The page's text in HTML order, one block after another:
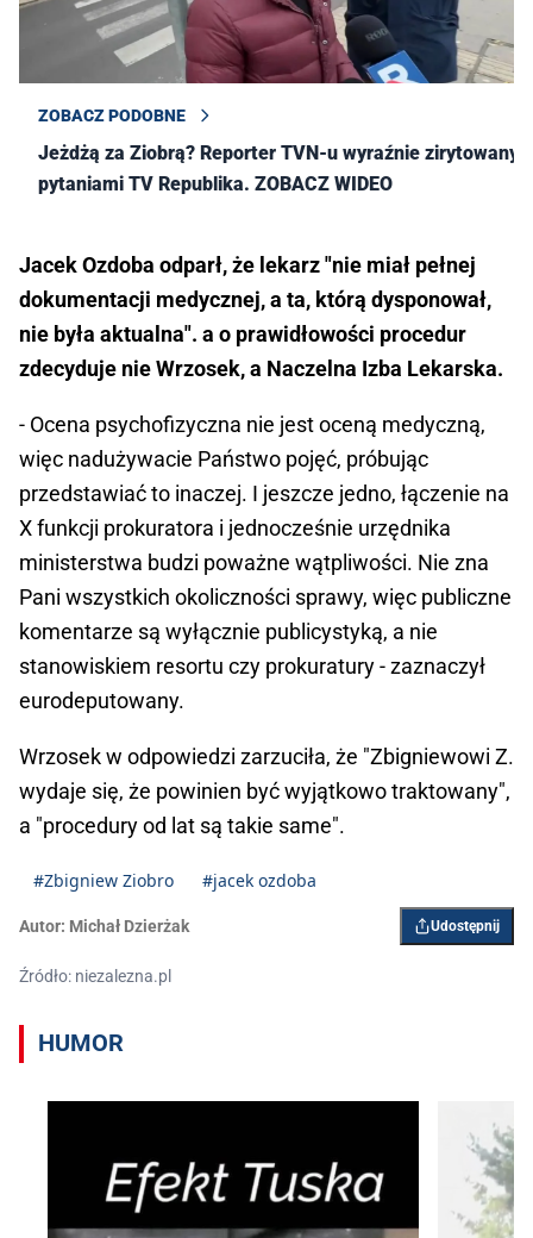
ZOBACZ PODOBNE
Jeżdżą za Ziobrą? Reporter TVN-u wyraźnie zirytowany
pytaniami TV Republika. ZOBACZ WIDEO
Jacek Ozdoba odparł, że lekarz "nie miał pełnej
dokumentacji medycznej, a ta, którą dysponował,
nie była aktualna". a o prawidłowości procedur
zdecyduje nie Wrzosek, a Naczelna Izba Lekarska.
- Ocena psychofizyczna nie jest oceną medyczną,
więc nadużywacie Państwo pojęć, próbując
przedstawiać to inaczej. I jeszcze jedno, łączenie na
X funkcji prokuratora i jednocześnie urzędnika
ministerstwa budzi poważne wątpliwości. Nie zna
Pani wszystkich okoliczności sprawy, więc publiczne
komentarze są wyłącznie publicystyką, a nie
stanowiskiem resortu czy prokuratury - zaznaczył
eurodeputowany.
Wrzosek w odpowiedzi zarzuciła, że "Zbigniewowi Z.
wydaje się, że powinien być wyjątkowo traktowany",
a "procedury od lat są takie same".
#Zbigniew Ziobro #jacek ozdoba
Autor: Michał Dzierżak Udostępnij
Źródło: niezalezna.pl
HUMOR